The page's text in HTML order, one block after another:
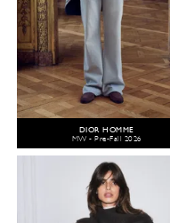
DIOR HOMME
MW - Pre-Fall 2026